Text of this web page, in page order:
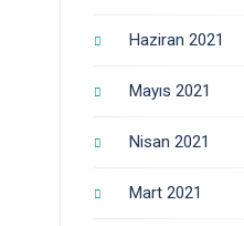
Haziran 2021
Mayıs 2021
Nisan 2021
Mart 2021